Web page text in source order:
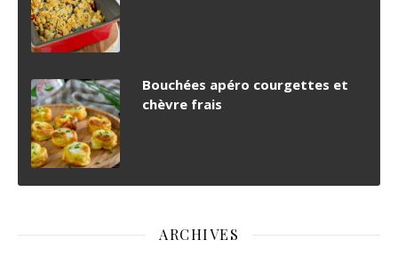
Bouchées apéro courgettes et
chèvre frais
ARCHIVES